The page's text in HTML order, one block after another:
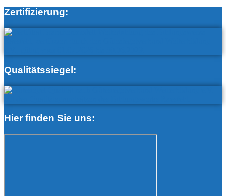
Zertifizierung:
Qualitätssiegel:
Hier finden Sie uns: